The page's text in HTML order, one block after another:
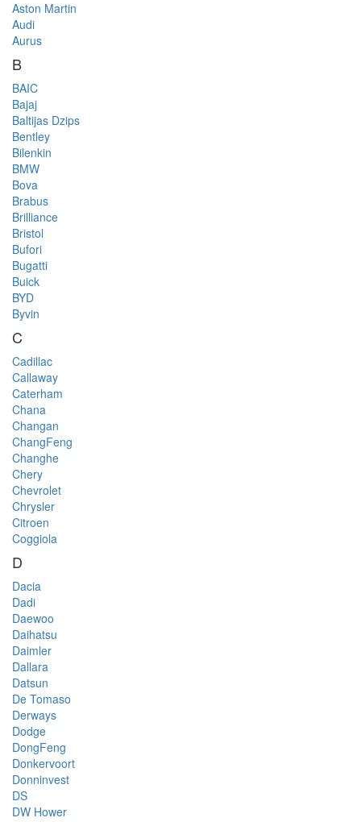
Aston Martin
Audi
Aurus
B
BAIC
Bajaj
Baltijas Dzips
Bentley
Bilenkin
BMW
Bova
Brabus
Brilliance
Bristol
Bufori
Bugatti
Buick
BYD
Byvin
C
Cadillac
Callaway
Caterham
Chana
Changan
ChangFeng
Changhe
Chery
Chevrolet
Chrysler
Citroen
Coggiola
D
Dacia
Dadi
Daewoo
Daihatsu
Daimler
Dallara
Datsun
De Tomaso
Derways
Dodge
DongFeng
Donkervoort
Donninvest
DS
DW Hower